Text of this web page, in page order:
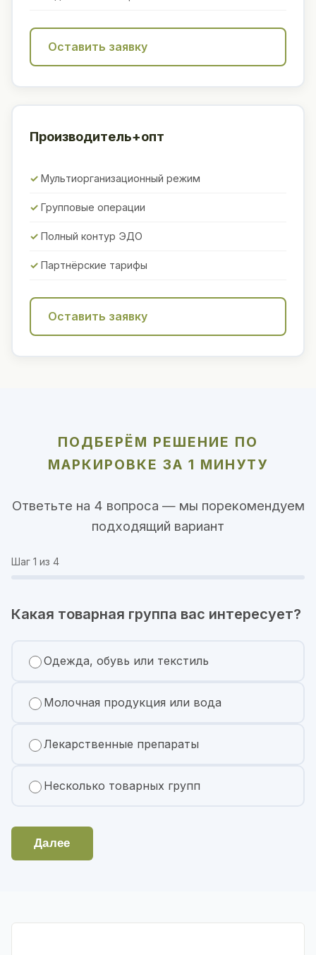
Оставить заявку
Производитель+опт
Мультиорганизационный режим
Групповые операции
Полный контур ЭДО
Партнёрские тарифы
Оставить заявку
ПОДБЕРЁМ РЕШЕНИЕ ПО
МАРКИРОВКЕ ЗА 1 МИНУТУ
Ответьте на 4 вопроса — мы порекомендуем
подходящий вариант
Шаг 1 из 4
Какая товарная группа вас интересует?
Одежда, обувь или текстиль
Молочная продукция или вода
Лекарственные препараты
Несколько товарных групп
Далее